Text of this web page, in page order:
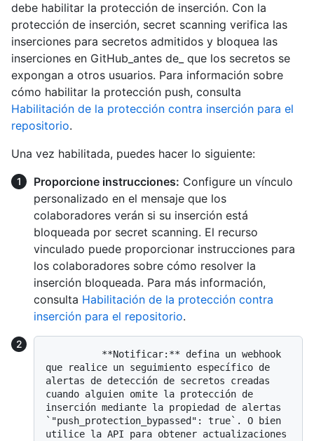
debe habilitar la protección de inserción. Con la
protección de inserción, secret scanning verifica las
inserciones para secretos admitidos y bloquea las
inserciones en GitHub_antes de_ que los secretos se
expongan a otros usuarios. Para información sobre
cómo habilitar la protección push, consulta
Habilitación de la protección contra inserción para el
repositorio.
Una vez habilitada, puedes hacer lo siguiente:
Proporcione instrucciones: Configure un vínculo
personalizado en el mensaje que los
colaboradores verán si su inserción está
bloqueada por secret scanning. El recurso
vinculado puede proporcionar instrucciones para
los colaboradores sobre cómo resolver la
inserción bloqueada. Para más información,
consulta Habilitación de la protección contra
inserción para el repositorio.
que realice un seguimiento específico de
alertas de detección de secretos creadas
cuando alguien omite la protección de
inserción mediante la propiedad de alertas
`"push_protection_bypassed": true`. O bien
utilice la API para obtener actualizaciones